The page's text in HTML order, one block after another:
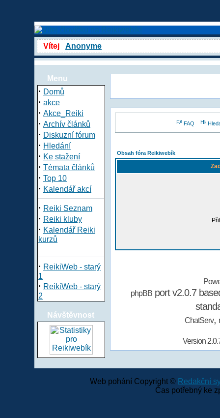
Vítej Anonyme
Menu
· Domů
· akce
· Akce_Reiki
· Archív článků
· Diskuzní fórum
· Hledání
· Ke stažení
· Témata článků
· Top 10
· Kalendář akcí
· Reiki Seznam
· Reiki kluby
· Kalendář Reiki
kurzů
· ReikiWeb - starý
1
· ReikiWeb - starý
2
Návštěvnost
FAQ
Obsah fóra Reikiwebík
phpBBport v2.0.7
ChatServ,
Version
Web pohání Copyright © Redakční
Čas potřebný ke